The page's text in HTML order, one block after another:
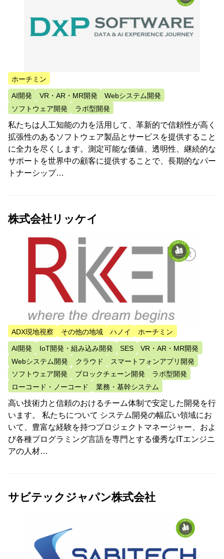
ホーチミン
AI開発 VR・AR・MR開発
Webシステム開発
ソフトウェア開発
ラボ型開発
私たちは人工知能の力を活用して、革新的で信頼性が高く
拡張性のあるソフトウェア製品とサービスを提供すること
に全力を尽くします。測定可能な価値、透明性、継続的な
サポートを世界中の顧客に提供することで、長期的なパー
トナーシップ…
株式会社リッケイ
ADX現地視察 その他の地域 ハノイ ホーチミン
AI開発 IoT開発・組み込み開発 SES
VR・AR・MR開発
Webシステム開発
クラウド
スマートフォンアプリ開発
ソフトウェア開発
ブロックチェーン開発
ラボ型開発
ローコード・ノーコード
業務・基幹システム
高い技術力と信頼のおけるチーム体制で安定した開発を行
います。 私たちについて システム開発の幅広い領域にお
いて、豊富な経験を持つプロジェクトマネージャー、およ
び各種プログラミング言語を専門とする優秀なITエンジニ
アの人材…
サビテックジャパン株式会社